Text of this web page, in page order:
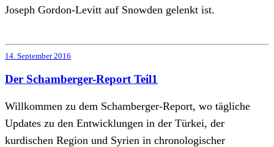
Joseph Gordon-Levitt auf Snowden gelenkt ist.
14. September 2016
Der Schamberger-Report Teil1
Willkommen zu dem Schamberger-Report, wo tägliche
Updates zu den Entwicklungen in der Türkei, der
kurdischen Region und Syrien in chronologischer